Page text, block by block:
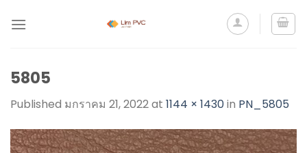
5805
Published มกราคม 21, 2022at 1144 × 1430in PN_5805